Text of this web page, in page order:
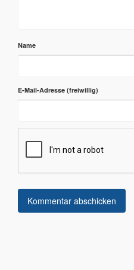
Name
E-Mail-Adresse